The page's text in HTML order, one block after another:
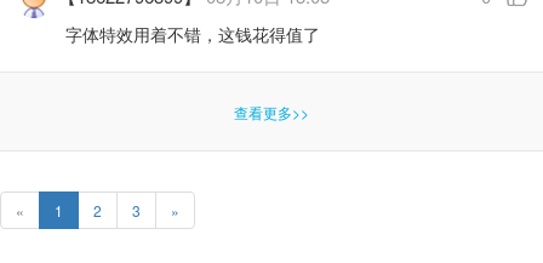
字体特效用着不错，这钱花得值了
查看更多>>
« 1 2 3 »